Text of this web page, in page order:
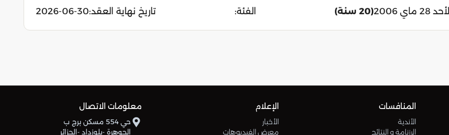
الأحد 28 ماي 2006 (20 سنة) الفئة: تاريخ نهاية العقد:2026-06-30
المنافسات
الأندية
الرزنامة و النتائج
الإعلام
الأخبار
معرض الفيديوهات
معلومات الاتصال
حي 554 مسكن برج ب
الجوهرة -بلوزداد -الجزائر